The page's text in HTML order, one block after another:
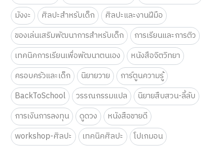
หนังสือนิยาย
หนังสือพัฒนาตนเอง
หนังสือเด็ก-นิทาน
มังงะ
ศิลปะสำหรับเด็ก
ศิลปะและงานฝีมือ
ของเล่นเสริมพัฒนาการสำหรับเด็ก
การเรียนและการติว
เทคนิคการเรียนเพื่อพัฒนาตนเอง
หนังสือจิตวิทยา
ครอบครัวและเด็ก
นิยายวาย
การ์ตูนความรู้
BackToSchool
วรรณกรรมแปล
นิยายสืบสวน-ลี้ลับ
การเงินการลงทุน
ดูดวง
หนังสือขายดี